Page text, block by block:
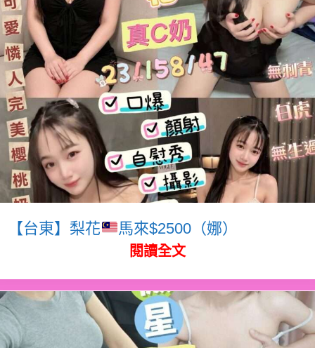
【台東】梨花 馬來$2500（娜）
閱讀全文